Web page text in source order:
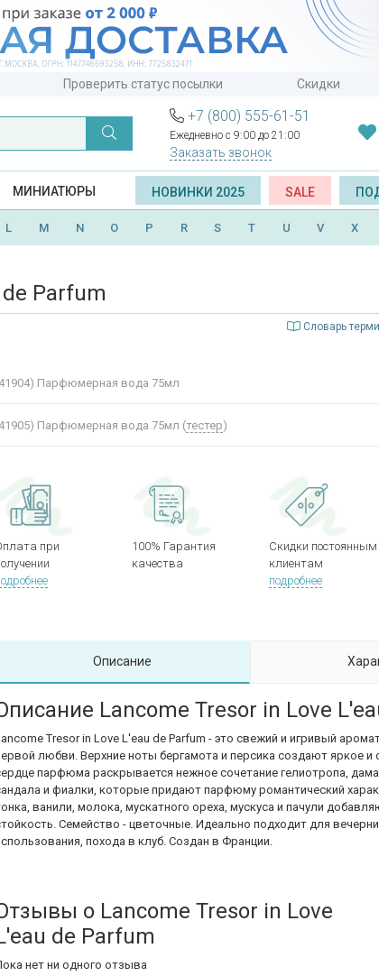
Проверить статус посылки Скидки
+7 (800) 555-61-51
Ежедневно с 9:00 до 21:00
Заказать звонок
МИНИАТЮРЫ НОВИНКИ 2025 SALE
L M N O P R S T U V X
Parfum
Словарь
Парфюмерная вода 75мл
Парфюмерная вода 75мл (тестер)
при
100% Гарантия
качества
Скидки постоянным
клиентам
подробнее
Описание
Lancome Tresor in Love
Tresor in Love L'eau de Parfum - это свежий и игривый
любви. Верхние ноты бергамота и персика создают яркое и
парфюма раскрывается нежное сочетание гелиотропа,
и фиалки, которые придают парфюму романтический
ванили, молока, мускатного ореха, мускуса и пачули
Семейство - цветочные. Идеально подходит для
похода в клуб. Создан в Франции.
о Lancome Tresor in Love
de Parfum
нет ни одного отзыва